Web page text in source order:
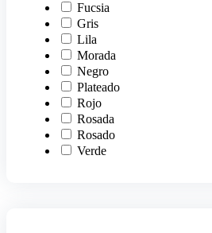
Fucsia
Gris
Lila
Morada
Negro
Plateado
Rojo
Rosada
Rosado
Verde